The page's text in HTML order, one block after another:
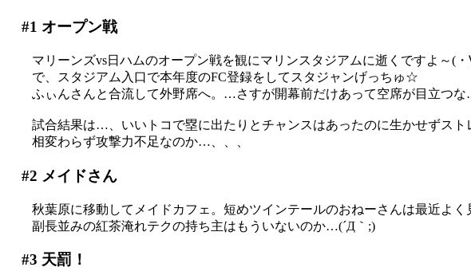
#1 オープン戦
マリーンズvs日ハムのオープン戦を観にマリンスタジアムに逝くですよ～(・
で、スタジアム入口で本年度のFC登録をしてスタジャンげっちゅ☆
ふぃんさんと合流して外野席へ。…さすが開幕前だけあって空席が目立つな
試合結果は…、いいトコで塁に出たりとチャンスはあったのに生かせずスト
相変わらず攻撃力不足なのか…、、、
#2 メイドさん
秋葉原に移動してメイドカフェ。短めツインテールのおねーさんは最近よく
副長並みの紅茶淹れテクの持ち主はもういないのか…(´Д｀;)
#3 天罰！